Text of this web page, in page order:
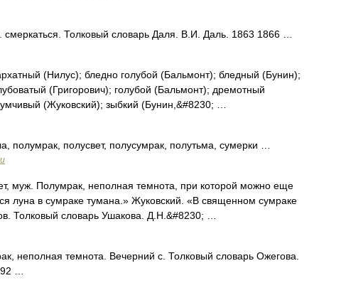
Толковый словарь Даля. В.И. Даль. 1863 1866 …
(Нилус); бледно голубой (Бальмонт); бледный (Бунин);
(Григорович); голубой (Бальмонт); дремотный
(Жуковский); зыбкий (Бунин,&#8230; …
полусвет, полусумрак, полутьма, сумерки …
муж. Полумрак, неполная темнота, при которой можно еще
луна в сумраке тумана.» Жуковский. «В священном сумраке
Толковый словарь Ушакова. Д.Н.&#8230; …
неполная темнота. Вечерний с. Толковый словарь Ожегова.
…